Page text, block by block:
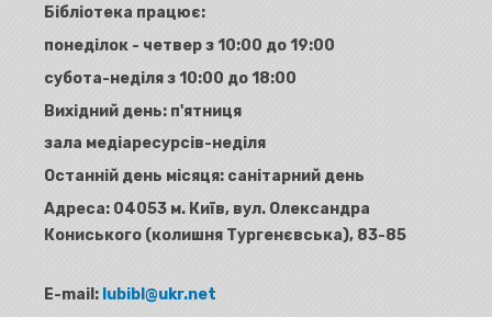
Бібліотека працює:
понеділок - четвер з 10:00 до 19:00
субота-неділя з 10:00 до 18:00
Вихідний день: п'ятниця
зала медіаресурсів-неділя
Останній день місяця: санітарний день
Адреса: 04053 м. Київ, вул. Олександра
Кониського (колишня Тургенєвська), 83-85
E-mail: lubibl@ukr.net